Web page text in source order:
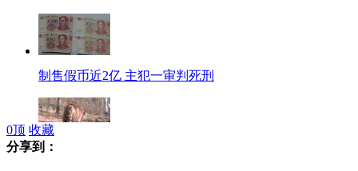
制售假币近2亿 主犯一审判死刑
0顶 收藏
分享到：